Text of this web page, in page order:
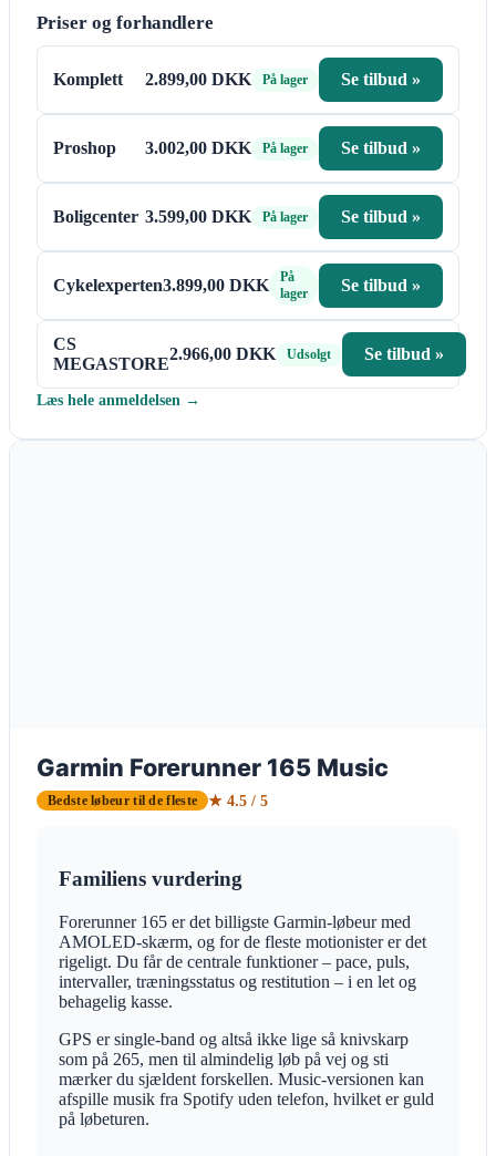
Priser og forhandlere
Komplett 2.899,00 DKK På lager Se tilbud »
Proshop 3.002,00 DKK På lager Se tilbud »
Boligcenter 3.599,00 DKK På lager Se tilbud »
Cykelexperten3.899,00 DKK
På
lager
Se tilbud »
CS
MEGASTORE
2.966,00 DKK Udsolgt Se tilbud »
Læs hele anmeldelsen →
Garmin Forerunner 165 Music
Bedste løbeur til de fleste ★ 4.5 / 5
Familiens vurdering
Forerunner 165 er det billigste Garmin-løbeur med
AMOLED-skærm, og for de fleste motionister er det
rigeligt. Du får de centrale funktioner – pace, puls,
intervaller, træningsstatus og restitution – i en let og
behagelig kasse.
GPS er single-band og altså ikke lige så knivskarp
som på 265, men til almindelig løb på vej og sti
mærker du sjældent forskellen. Music-versionen kan
afspille musik fra Spotify uden telefon, hvilket er guld
på løbeturen.